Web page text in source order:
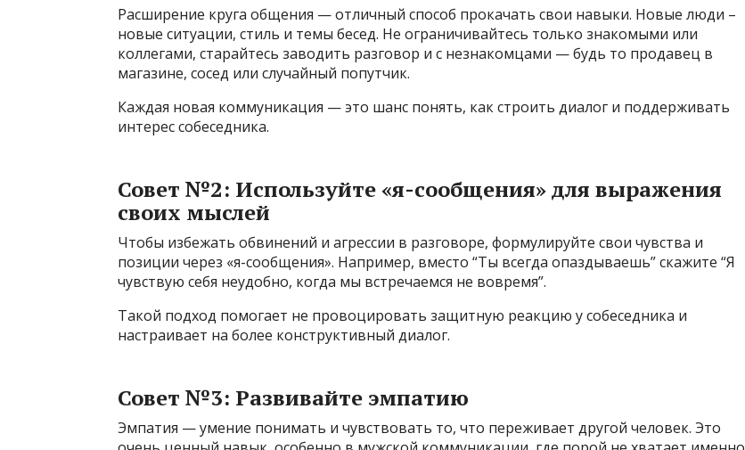
Расширение круга общения — отличный способ прокачать свои навыки. Новые люди –
новые ситуации, стиль и темы бесед. Не ограничивайтесь только знакомыми или
коллегами, старайтесь заводить разговор и с незнакомцами — будь то продавец в
магазине, сосед или случайный попутчик.
Каждая новая коммуникация — это шанс понять, как строить диалог и поддерживать
интерес собеседника.
Совет №2: Используйте «я-сообщения» для выражения
своих мыслей
Чтобы избежать обвинений и агрессии в разговоре, формулируйте свои чувства и
позиции через «я-сообщения». Например, вместо “Ты всегда опаздываешь” скажите “Я
чувствую себя неудобно, когда мы встречаемся не вовремя”.
Такой подход помогает не провоцировать защитную реакцию у собеседника и
настраивает на более конструктивный диалог.
Совет №3: Развивайте эмпатию
Эмпатия — умение понимать и чувствовать то, что переживает другой человек. Это